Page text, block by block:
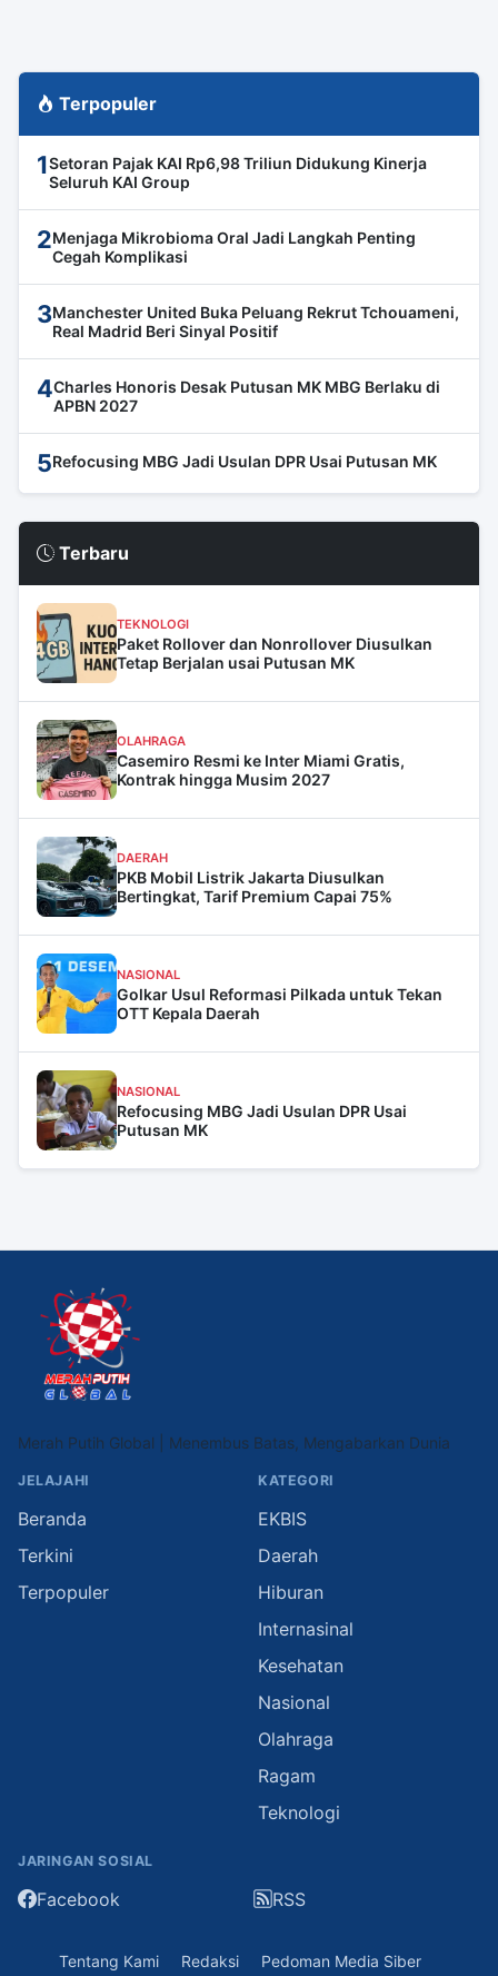
Terpopuler
1Setoran Pajak KAI Rp6,98 Triliun Didukung Kinerja
Seluruh KAI Group
2Menjaga Mikrobioma Oral Jadi Langkah Penting
Cegah Komplikasi
3Manchester United Buka Peluang Rekrut Tchouameni,
Real Madrid Beri Sinyal Positif
4Charles Honoris Desak Putusan MK MBG Berlaku di
APBN 2027
5Refocusing MBG Jadi Usulan DPR Usai Putusan MK
Terbaru
TEKNOLOGI
Paket Rollover dan Nonrollover Diusulkan
Tetap Berjalan usai Putusan MK
OLAHRAGA
Casemiro Resmi ke Inter Miami Gratis,
Kontrak hingga Musim 2027
DAERAH
PKB Mobil Listrik Jakarta Diusulkan
Bertingkat, Tarif Premium Capai 75%
NASIONAL
Golkar Usul Reformasi Pilkada untuk Tekan
OTT Kepala Daerah
NASIONAL
Refocusing MBG Jadi Usulan DPR Usai
Putusan MK
Merah Putih Global | Menembus Batas, Mengabarkan Dunia
JELAJAHI
Beranda
Terkini
Terpopuler
KATEGORI
EKBIS
Daerah
Hiburan
Internasinal
Kesehatan
Nasional
Olahraga
Ragam
Teknologi
JARINGAN SOSIAL
Facebook RSS
Tentang Kami Redaksi Pedoman Media Siber